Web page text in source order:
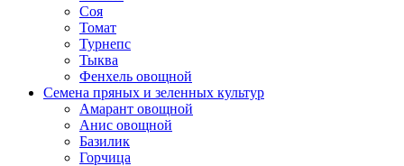
Соя
Томат
Турнепс
Тыква
Фенхель овощной
Семена пряных и зеленных культур
Амарант овощной
Анис овощной
Базилик
Горчица